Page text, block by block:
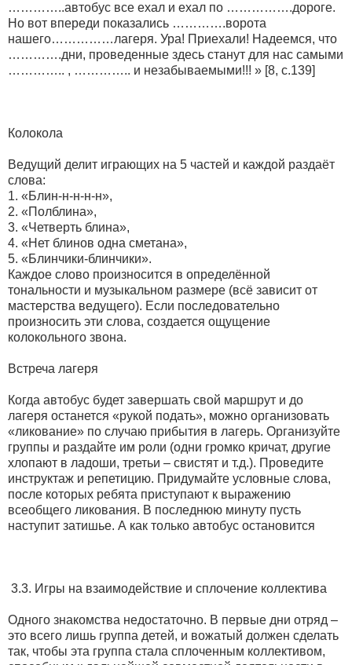
…………..автобус все ехал и ехал по …………….дороге.
Но вот впереди показались ………….ворота
нашего……………лагеря. Ура! Приехали! Надеемся, что
………….дни, проведенные здесь станут для нас самыми
………….. , ………….. и незабываемыми!!! » [8, c.139]
Колокола
Ведущий делит играющих на 5 частей и каждой раздаёт
слова:
1. «Блин-н-н-н-н»,
2. «Полблина»,
3. «Четверть блина»,
4. «Нет блинов одна сметана»,
5. «Блинчики-блинчики».
Каждое слово произносится в определённой
тональности и музыкальном размере (всё зависит от
мастерства ведущего). Если последовательно
произносить эти слова, создается ощущение
колокольного звона.
Встреча лагеря
Когда автобус будет завершать свой маршрут и до
лагеря останется «рукой подать», можно организовать
«ликование» по случаю прибытия в лагерь. Организуйте
группы и раздайте им роли (одни громко кричат, другие
хлопают в ладоши, третьи – свистят и т.д.). Проведите
инструктаж и репетицию. Придумайте условные слова,
после которых ребята приступают к выражению
всеобщего ликования. В последнюю минуту пусть
наступит затишье. А как только автобус остановится
3.3. Игры на взаимодействие и сплочение коллектива
Одного знакомства недостаточно. В первые дни отряд –
это всего лишь группа детей, и вожатый должен сделать
так, чтобы эта группа стала сплоченным коллективом,